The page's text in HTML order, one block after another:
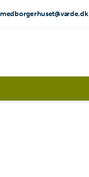
medborgerhuset@varde.dk